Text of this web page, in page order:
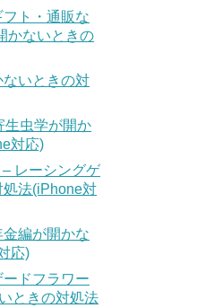
ト・通販な
かないときの
いときの対
生虫学が開か
対応)
レーシングゲ
法(iPhone対
編が開かな
応)
ドフラワー
ときの対処法